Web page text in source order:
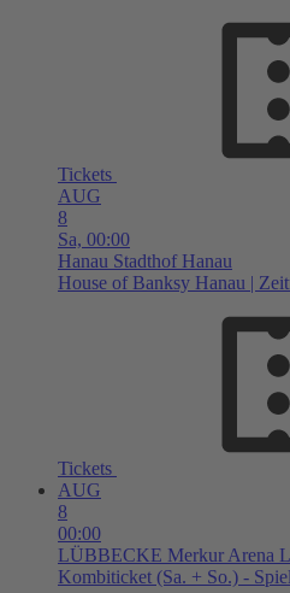
Tickets
AUG
8
Sa, 00:00
Hanau Stadthof Hanau
House of Banksy Hanau |
Tickets
AUG
8
00:00
LÜBBECKE Merkur Arena
Kombiticket (Sa. + So.) -